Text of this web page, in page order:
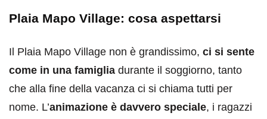
Plaia Mapo Village: cosa aspettarsi
Il Plaia Mapo Village non è grandissimo, ci si sente
come in una famiglia durante il soggiorno, tanto
che alla fine della vacanza ci si chiama tutti per
nome. L’animazione è davvero speciale, i ragazzi